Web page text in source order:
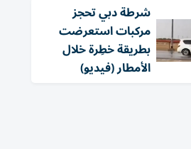
شرطة دبي تحجز
مركبات استعرضت
بطريقة خطِرة خلال
الأمطار (فيديو)